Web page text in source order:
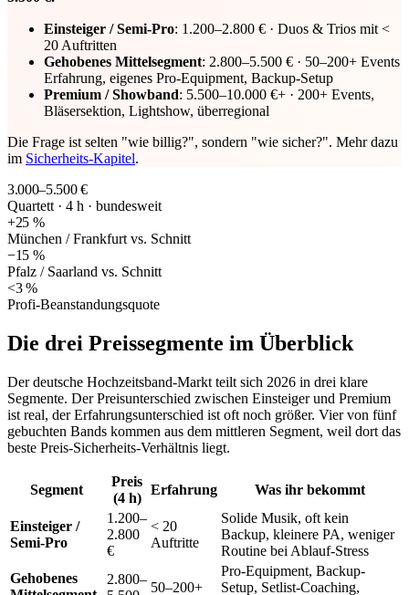
Einsteiger / Semi-Pro: 1.200–2.800 € · Duos & Trios mit <
20 Auftritten
Gehobenes Mittelsegment: 2.800–5.500 € · 50–200+ Events
Erfahrung, eigenes Pro-Equipment, Backup-Setup
Premium / Showband: 5.500–10.000 €+ · 200+ Events,
Bläsersektion, Lightshow, überregional
Die Frage ist selten "wie billig?", sondern "wie sicher?". Mehr dazu
im Sicherheits-Kapitel.
3.000–5.500 €
Quartett · 4 h · bundesweit
+25 %
München / Frankfurt vs. Schnitt
−15 %
Pfalz / Saarland vs. Schnitt
<3 %
Profi-Beanstandungsquote
Die drei Preissegmente im Überblick
Der deutsche Hochzeitsband-Markt teilt sich 2026 in drei klare
Segmente. Der Preisunterschied zwischen Einsteiger und Premium
ist real, der Erfahrungsunterschied ist oft noch größer. Vier von fünf
gebuchten Bands kommen aus dem mittleren Segment, weil dort das
beste Preis-Sicherheits-Verhältnis liegt.
Segment
Preis
(4 h)
Erfahrung Was ihr bekommt
Einsteiger /
Semi-Pro
1.200–
2.800
€
< 20
Auftritte
Solide Musik, oft kein
Backup, kleinere PA, weniger
Routine bei Ablauf-Stress
Gehobenes
2.800–
50–200+
Pro-Equipment, Backup-
Setup, Setlist-Coaching,